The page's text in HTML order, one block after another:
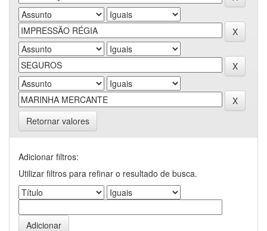
Retornar valores
Adicionar filtros:
Utilizar filtros para refinar o resultado de busca.